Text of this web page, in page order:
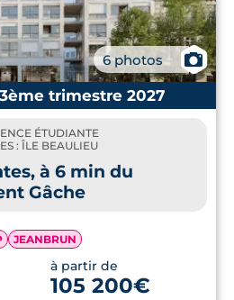
6 photos
📷
trimestre 2027
ÉTUDIANTE
: ÎLE BEAULIEU
à 6 min du
Gâche
JEANBRUN
à partir de
105 200€